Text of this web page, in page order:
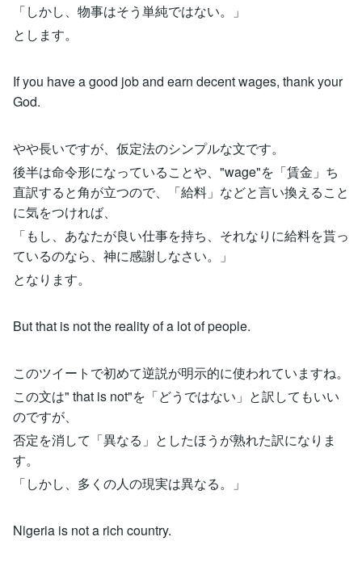
「しかし、物事はそう単純ではない。」
とします。
If you have a good job and earn decent wages, thank your
God.
やや長いですが、仮定法のシンプルな文です。
後半は命令形になっていることや、"wage"を「賃金」ち
直訳すると角が立つので、「給料」などと言い換えること
に気をつければ、
「もし、あなたが良い仕事を持ち、それなりに給料を貰っ
ているのなら、神に感謝しなさい。」
となります。
But that is not the reality of a lot of people.
このツイートで初めて逆説が明示的に使われていますね。
この文は" that is not"を「どうではない」と訳してもいい
のですが、
否定を消して「異なる」としたほうが熟れた訳になりま
す。
「しかし、多くの人の現実は異なる。」
Nigeria is not a rich country.